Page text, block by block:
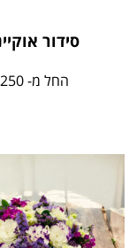
סידור
החל מ-250